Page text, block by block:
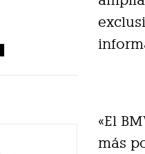
«El
más